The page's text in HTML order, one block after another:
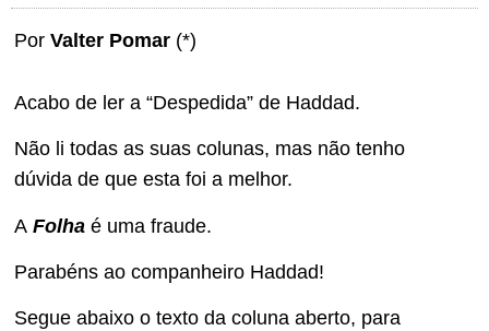
Por Valter Pomar (*)
Acabo de ler a “Despedida” de Haddad.
Não li todas as suas colunas, mas não tenho
dúvida de que esta foi a melhor.
A Folha é uma fraude.
Parabéns ao companheiro Haddad!
Segue abaixo o texto da coluna aberto, para